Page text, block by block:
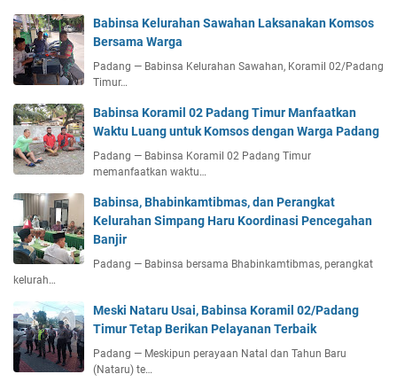
Babinsa Kelurahan Sawahan Laksanakan Komsos
Bersama Warga
Padang — Babinsa Kelurahan Sawahan, Koramil 02/Padang
Timur…
Babinsa Koramil 02 Padang Timur Manfaatkan
Waktu Luang untuk Komsos dengan Warga Padang
Padang — Babinsa Koramil 02 Padang Timur
memanfaatkan waktu…
Babinsa, Bhabinkamtibmas, dan Perangkat
Kelurahan Simpang Haru Koordinasi Pencegahan
Banjir
Padang — Babinsa bersama Bhabinkamtibmas, perangkat
kelurah…
Meski Nataru Usai, Babinsa Koramil 02/Padang
Timur Tetap Berikan Pelayanan Terbaik
Padang — Meskipun perayaan Natal dan Tahun Baru
(Nataru) te…